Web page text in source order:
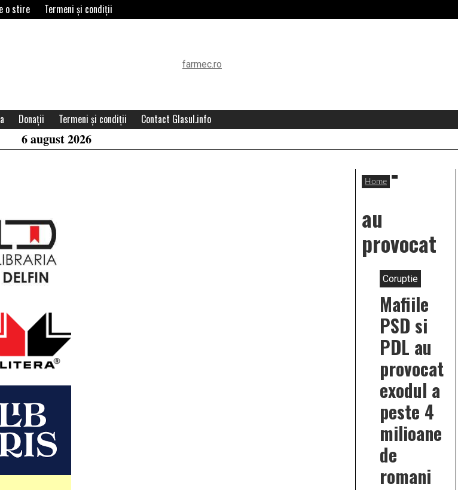
o stire Termeni și condiții
Donații Termeni și condiții Contact Glasul.info
6 august 2026
Home
au
provocat
Coruptie
Mafiile
PSD si
PDL au
provocat
exodul a
peste 4
milioane
de
romani